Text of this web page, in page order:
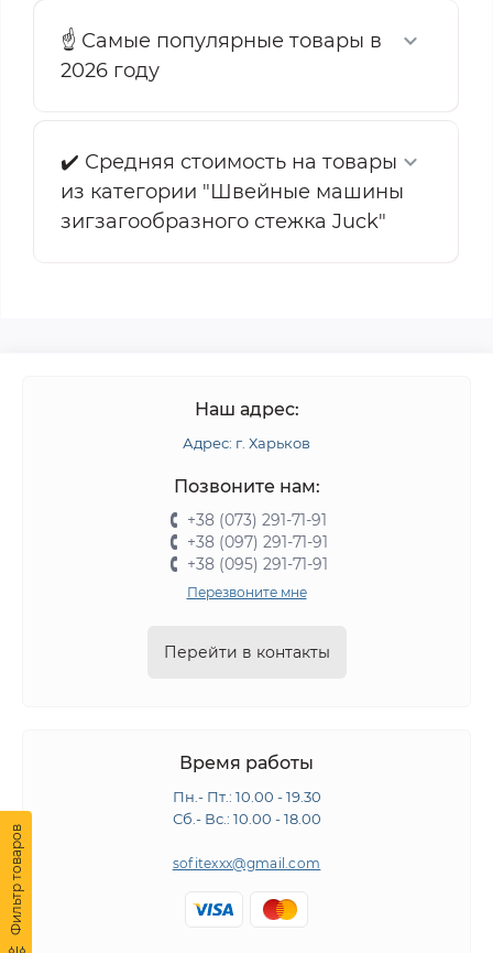
Фильтр товаров
☝️ Самые популярные товары в
2026 году
✔️ Средняя стоимость на товары
из категории "Швейные машины
зигзагообразного стежка Juck"
Наш адрес:
Адрес: г. Харьков
Позвоните нам:
+38 (073) 291-71-91
+38 (097) 291-71-91
+38 (095) 291-71-91
Перезвоните мне
Перейти в контакты
Время работы
Пн.- Пт.: 10.00 - 19.30
Сб.- Вс.: 10.00 - 18.00
sofitexxx@gmail.com